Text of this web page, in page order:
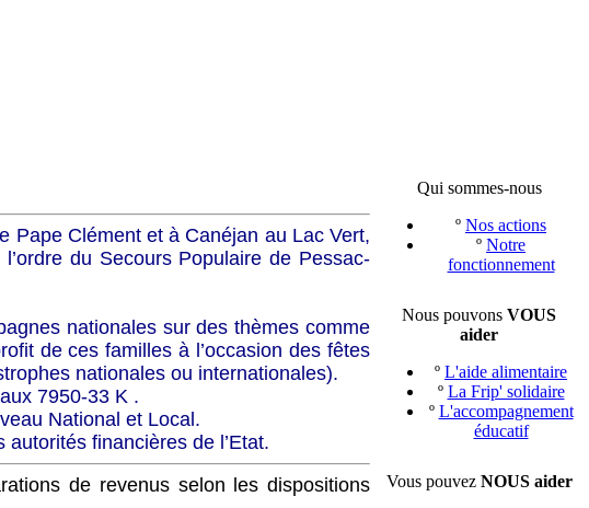
Pape Clément et à Canéjan au Lac Vert,
du Secours Populaire de Pessac-
nationales sur des thèmes comme
de ces familles à l’occasion des fêtes
nationales ou internationales).
7950-33 K .
National et Local.
financières de l’Etat.
de revenus selon les dispositions
Qui sommes-nous
º Nos actions
º Notre
fonctionnement
Nous pouvons VOUS
aider
º L'aide alimentaire
º La Frip' solidaire
º L'accompagnement
éducatif
Vous pouvez NOUS aider